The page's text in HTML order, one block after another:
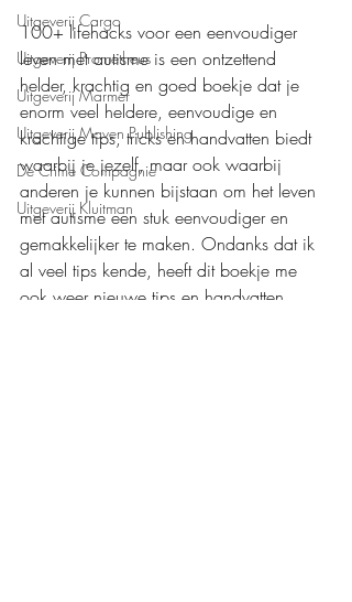
Uitgeverij Cargo
Uitgeverij Prometheus
Uitgeverij Marmer
Uitgeverij Maven Publishing
De Crime Compagnie
Uitgeverij Kluitman
100+ lifehacks voor een eenvoudiger
leven met autisme is een ontzettend
helder, krachtig en goed boekje dat je
enorm veel heldere, eenvoudige en
krachtige tips, tricks en handvatten biedt
waarbij je jezelf, maar ook waarbij
anderen je kunnen bijstaan om het leven
met autisme een stuk eenvoudiger en
gemakkelijker te maken. Ondanks dat ik
al veel tips kende, heeft dit boekje me
ook weer nieuwe tips en handvatten